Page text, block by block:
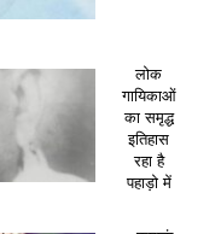
लोक
गायिकाओं
का समृद्ध
इतिहास
रहा है
पहाड़ो में